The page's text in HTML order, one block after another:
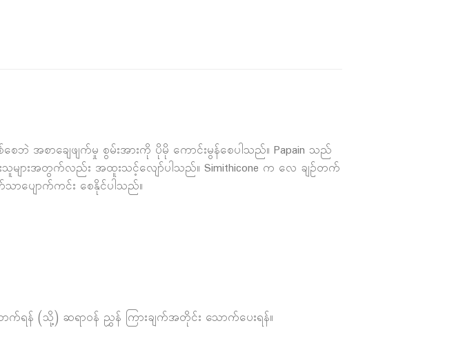
စေဘဲ အစာချေဖျက်မှု စွမ်းအားကို ပိုမို ကောင်းမွန်စေပါသည်။ Papain သည်
သူများအတွက်လည်း အထူးသင့်လျော်ပါသည်။ Simithicone က လေ ချဉ်တက်
ာပျောက်ကင်း စေနိုင်ပါသည်။
က်ရန် (သို့) ဆရာဝန် ညွှန် ကြားချက်အတိုင်း သောက်ပေးရန်။